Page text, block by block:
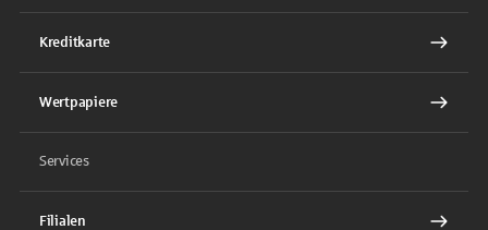
Kreditkarte
Wertpapiere
Services
Filialen